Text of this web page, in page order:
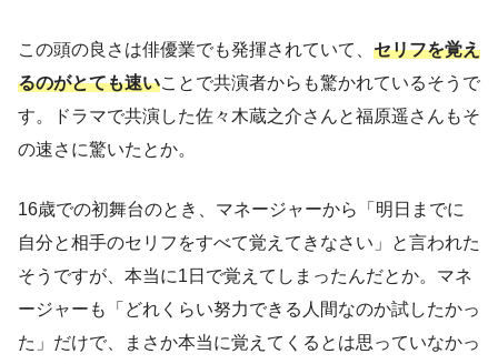
この頭の良さは俳優業でも発揮されていて、 セリフを覚え
るのがとても速いことで共演者からも驚かれているそうで
す。ドラマで共演した佐々木蔵之介さんと福原遥さんもそ
の速さに驚いたとか。
16歳での初舞台のとき、マネージャーから「明日までに
自分と相手のセリフをすべて覚えてきなさい」と言われた
そうですが、本当に1日で覚えてしまったんだとか。マネ
ージャーも「どれくらい努力できる人間なのか試したかっ
た」だけで、まさか本当に覚えてくるとは思っていなかっ